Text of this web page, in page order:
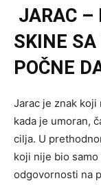
JARAC –
SKINE
POČNE
Jarac je znak koji
kada je umoran,
cilja. U
koji nije bio
odgovornosti na